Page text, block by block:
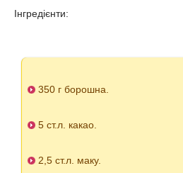
Інгредієнти:
350 г борошна.
5 ст.л. какао.
2,5 ст.л. маку.